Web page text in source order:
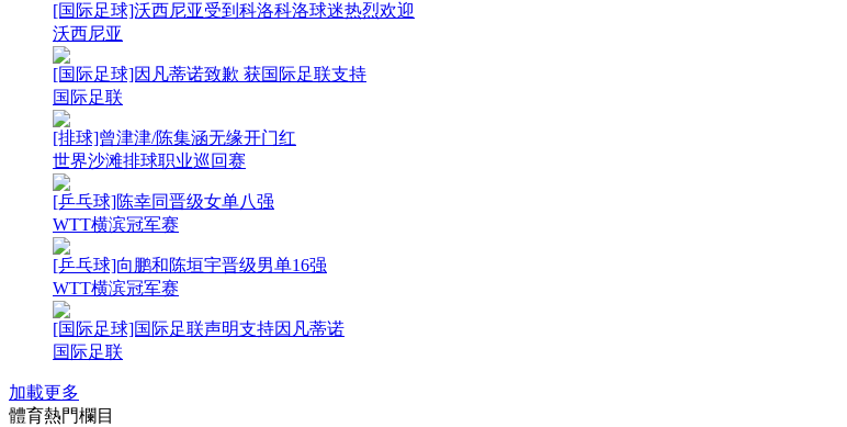
[国际足球]沃西尼亚受到科洛科洛球迷热烈欢迎
沃西尼亚
[国际足球]因凡蒂诺致歉 获国际足联支持
国际足联
[排球]曾津津/陈集涵无缘开门红
世界沙滩排球职业巡回赛
[乒乓球]陈幸同晋级女单八强
WTT横滨冠军赛
[乒乓球]向鹏和陈垣宇晋级男单16强
WTT横滨冠军赛
[国际足球]国际足联声明支持因凡蒂诺
国际足联
加載更多
體育熱門欄目